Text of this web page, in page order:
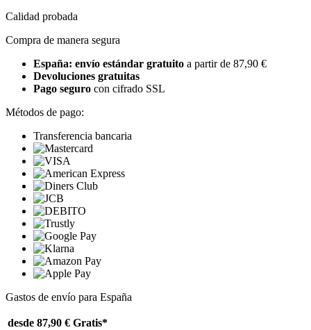
Calidad probada
Compra de manera segura
España: envío estándar gratuito a partir de 87,90 €
Devoluciones gratuitas
Pago seguro con cifrado SSL
Métodos de pago:
Transferencia bancaria
Gastos de envío para España
desde 87,90 € Gratis*